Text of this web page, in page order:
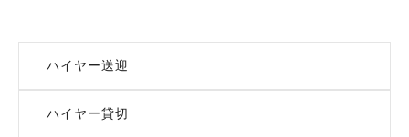
ハイヤー送迎
ハイヤー貸切